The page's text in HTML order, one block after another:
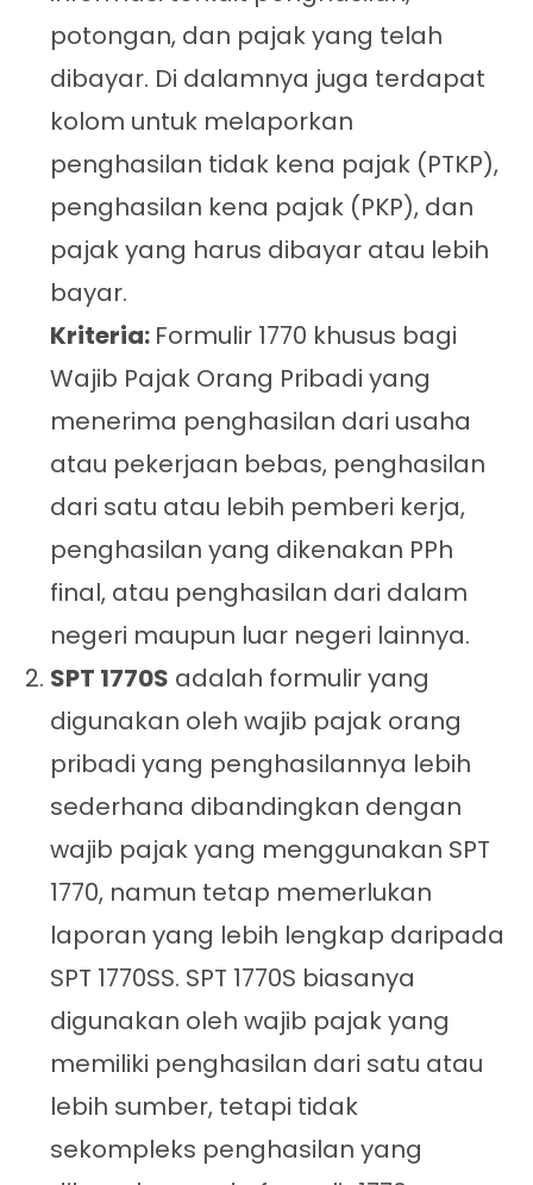
potongan, dan pajak yang telah
dibayar. Di dalamnya juga terdapat
kolom untuk melaporkan
penghasilan tidak kena pajak (PTKP),
penghasilan kena pajak (PKP), dan
pajak yang harus dibayar atau lebih
bayar.
Kriteria: Formulir 1770 khusus bagi
Wajib Pajak Orang Pribadi yang
menerima penghasilan dari usaha
atau pekerjaan bebas, penghasilan
dari satu atau lebih pemberi kerja,
penghasilan yang dikenakan PPh
final, atau penghasilan dari dalam
negeri maupun luar negeri lainnya.
SPT 1770S adalah formulir yang
digunakan oleh wajib pajak orang
pribadi yang penghasilannya lebih
sederhana dibandingkan dengan
wajib pajak yang menggunakan SPT
1770, namun tetap memerlukan
laporan yang lebih lengkap daripada
SPT 1770SS. SPT 1770S biasanya
digunakan oleh wajib pajak yang
memiliki penghasilan dari satu atau
lebih sumber, tetapi tidak
sekompleks penghasilan yang